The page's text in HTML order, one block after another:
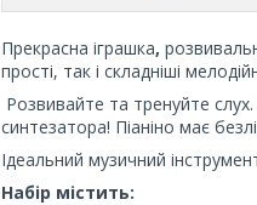
Прекрасна іграшка,
прості, так і складніші
Розвивайте та тренуйте
синтезатора! Піаніно має
Ідеальний музичний
Набір містить: